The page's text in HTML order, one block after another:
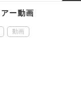
ー動画
動画